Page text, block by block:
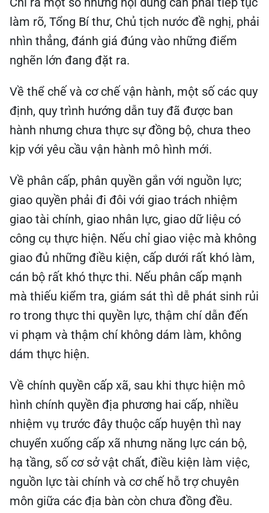
làm rõ, Tổng Bí thư, Chủ tịch nước đề nghị, phải
nhìn thẳng, đánh giá đúng vào những điểm
nghẽn lớn đang đặt ra.
Về thể chế và cơ chế vận hành, một số các quy
định, quy trình hướng dẫn tuy đã được ban
hành nhưng chưa thực sự đồng bộ, chưa theo
kịp với yêu cầu vận hành mô hình mới.
Về phân cấp, phân quyền gắn với nguồn lực;
giao quyền phải đi đôi với giao trách nhiệm
giao tài chính, giao nhân lực, giao dữ liệu có
công cụ thực hiện. Nếu chỉ giao việc mà không
giao đủ những điều kiện, cấp dưới rất khó làm,
cán bộ rất khó thực thi. Nếu phân cấp mạnh
mà thiếu kiểm tra, giám sát thì dễ phát sinh rủi
ro trong thực thi quyền lực, thậm chí dẫn đến
vi phạm và thậm chí không dám làm, không
dám thực hiện.
Về chính quyền cấp xã, sau khi thực hiện mô
hình chính quyền địa phương hai cấp, nhiều
nhiệm vụ trước đây thuộc cấp huyện thì nay
chuyển xuống cấp xã nhưng năng lực cán bộ,
hạ tầng, số cơ sở vật chất, điều kiện làm việc,
nguồn lực tài chính và cơ chế hỗ trợ chuyên
môn giữa các địa bàn còn chưa đồng đều.